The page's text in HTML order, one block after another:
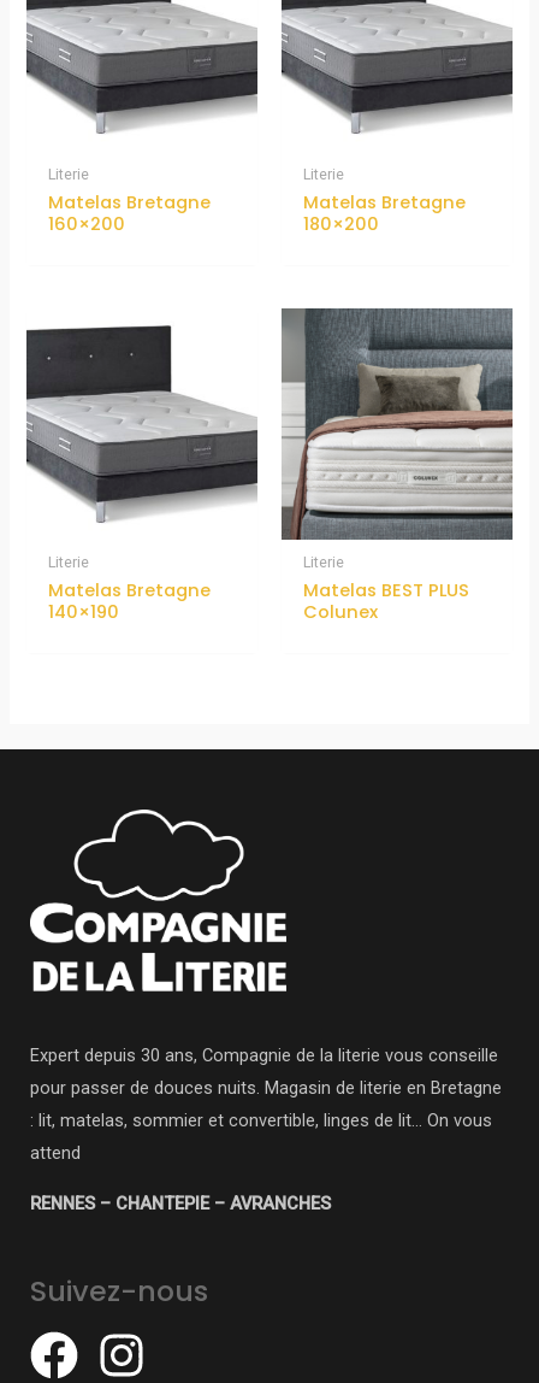
Literie
Matelas Bretagne
160×200
Literie
Matelas Bretagne
180×200
Literie
Matelas Bretagne
140×190
Literie
Matelas BEST PLUS
Colunex
Expert depuis 30 ans, Compagnie de la literie vous conseille
pour passer de douces nuits. Magasin de literie en Bretagne
: lit, matelas, sommier et convertible, linges de lit… On vous
attend
RENNES – CHANTEPIE – AVRANCHES
Suivez-nous